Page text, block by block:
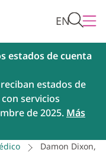
EN
estados de cuenta
estados de
servicios
de 2025. Más
Damon Dixon,